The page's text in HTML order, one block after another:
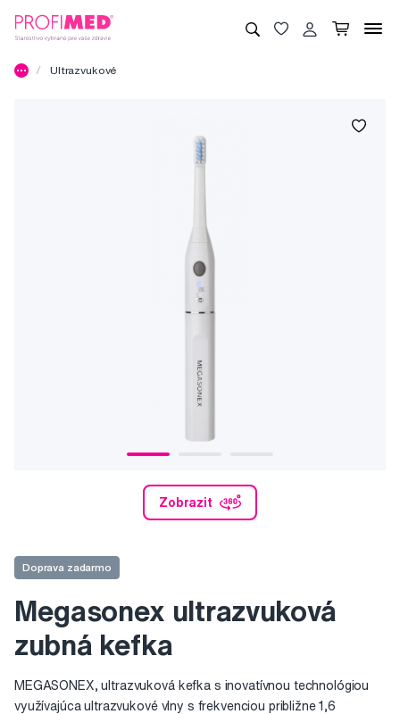
Ultrazvukové
Zobrazit
Doprava zadarmo
Megasonex ultrazvuková
zubná kefka
MEGASONEX, ultrazvuková kefka s inovatívnou technológiou
využívajúca ultrazvukové vlny s frekvenciou približne 1,6